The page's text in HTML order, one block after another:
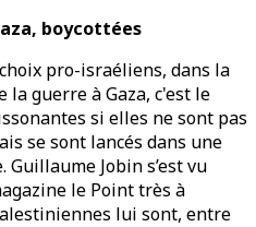
boycottées
pro-israéliens, dans la
guerre à Gaza, c'est le
si elles ne sont pas
se sont lancés dans une
Jobin s’est vu
le Point très à
lui sont, entre